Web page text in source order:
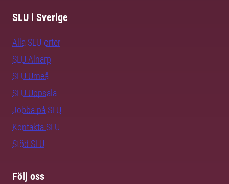
SLU i Sverige
Alla SLU-orter
SLU Alnarp
SLU Umeå
SLU Uppsala
Jobba på SLU
Kontakta SLU
Stöd SLU
Följ oss